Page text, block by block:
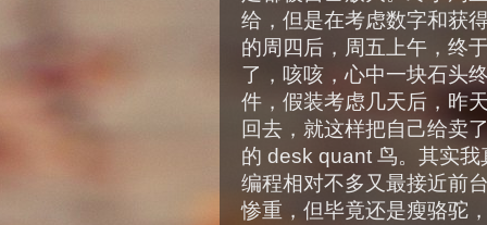
给，但是在考虑数字和获
的周四后，周五上午，终
了，咳咳，心中一块石头
件，假装考虑几天后，昨
回去，就这样把自己给卖
的 desk quant 鸟。其实
编程相对不多又最接近前
惨重，但毕竟还是瘦骆驼